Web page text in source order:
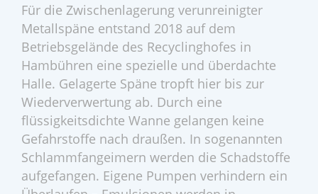
Für die Zwischenlagerung verunreinigter
Metallspäne entstand 2018 auf dem
Betriebsgelände des Recyclinghofes in
Hambühren eine spezielle und überdachte
Halle. Gelagerte Späne tropft hier bis zur
Wiederverwertung ab. Durch eine
flüssigkeitsdichte Wanne gelangen keine
Gefahrstoffe nach draußen. In sogenannten
Schlammfangeimern werden die Schadstoffe
aufgefangen. Eigene Pumpen verhindern ein